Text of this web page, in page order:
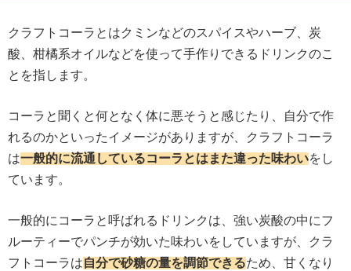
クラフトコーラとはクミンなどのスパイスやハーブ、炭
酸、柑橘系オイルなどを使って手作りできるドリンクのこ
とを指します。
コーラと聞くと何となく体に悪そうと感じたり、自分で作
れるのかといったイメージがありますが、クラフトコーラ
は一般的に流通しているコーラとはまた違った味わいをし
ています。
一般的にコーラと呼ばれるドリンクは、強い炭酸の中にフ
ルーティーでパンチが効いた味わいをしていますが、クラ
フトコーラは自分で砂糖の量を調節できるため、甘くなり